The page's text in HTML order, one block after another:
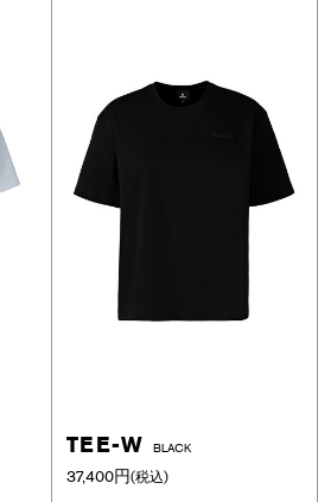
TEE-W BLACK
37,400円(税込)